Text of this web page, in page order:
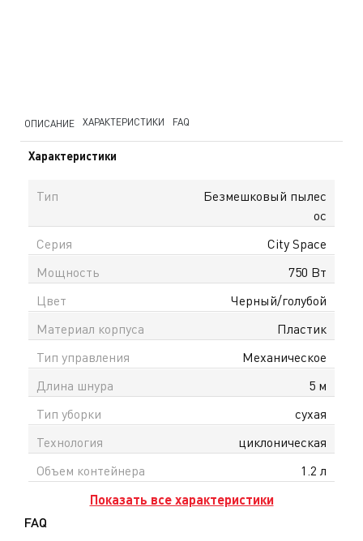
ОПИСАНИЕ ХАРАКТЕРИСТИКИ FAQ
Характеристики
Тип
Безмешковый пылес
ос
Серия
City Space
Мощность
750 Вт
Цвет
Черный/голубой
Материал корпуса
Пластик
Тип управления
Механическое
Длина шнура
5 м
Тип уборки
сухая
Технология
циклоническая
Объем контейнера
1.2 л
Показать все характеристики
FAQ